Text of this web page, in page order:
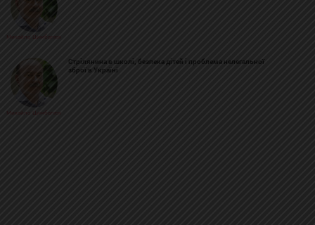
Михайло Цимбалюк
Михайло Цимбалюк
Стрілянина в школі, безпека дітей і проблема нелегальної
зброї в Україні